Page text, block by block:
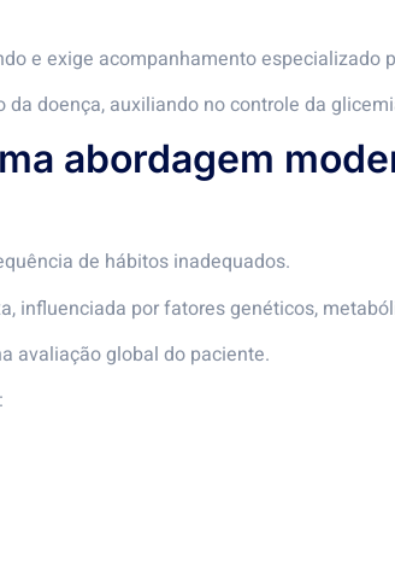
e exige acompanhamento especializado
doença, auxiliando no controle da
abordagem
de hábitos inadequados.
influenciada por fatores genéticos,
avaliação global do paciente.